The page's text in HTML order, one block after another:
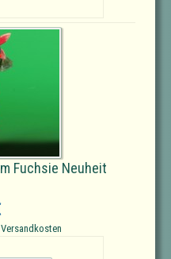
Fuchsie Neuheit